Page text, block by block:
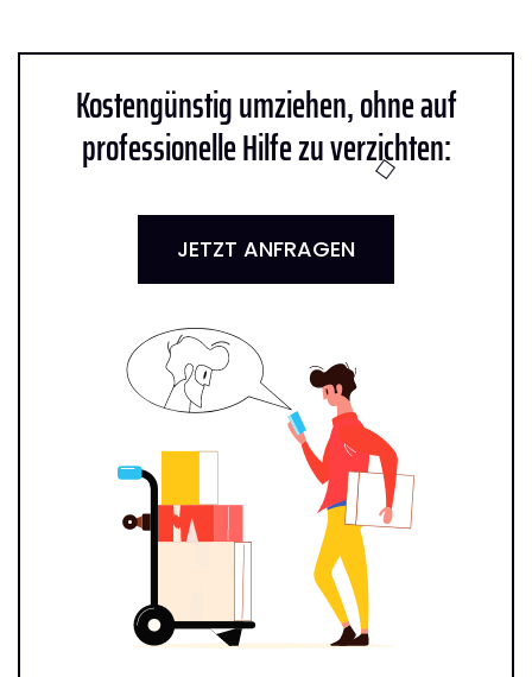
Kostengünstig umziehen, ohne auf
professionelle Hilfe zu verzichten:
JETZT ANFRAGEN